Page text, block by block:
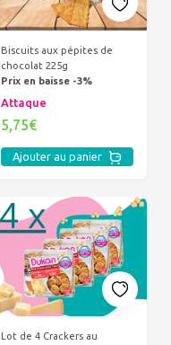
Biscuits aux pépites de
chocolat 225g
Prix en baisse -3%
Attaque
5,75€
Ajouter au panier
Lot de 4 Crackers au